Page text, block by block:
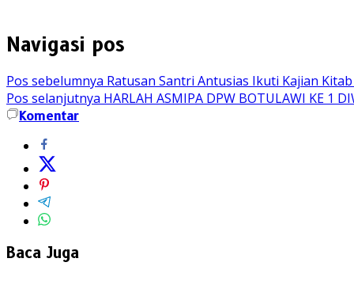
Navigasi pos
Pos sebelumnya Ratusan Santri Antusias Ikuti Kajian
Pos selanjutnya HARLAH ASMIPA DPW BOTULAWI KE 1
Komentar
Baca Juga